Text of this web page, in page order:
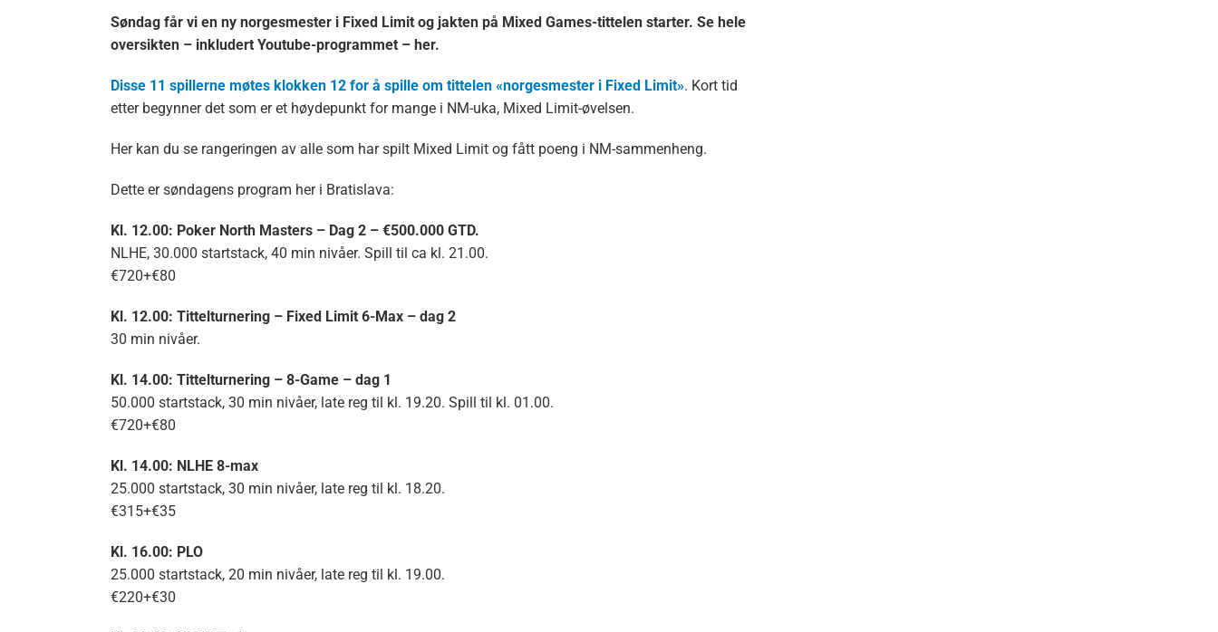
Søndag får vi en ny norgesmester i Fixed Limit og jakten på Mixed Games-tittelen starter. Se hele
oversikten – inkludert Youtube-programmet – her.
Disse 11 spillerne møtes klokken 12 for å spille om tittelen «norgesmester i Fixed Limit». Kort tid
etter begynner det som er et høydepunkt for mange i NM-uka, Mixed Limit-øvelsen.
Her kan du se rangeringen av alle som har spilt Mixed Limit og fått poeng i NM-sammenheng.
Dette er søndagens program her i Bratislava:
Kl. 12.00: Poker North Masters – Dag 2 – €500.000 GTD.
NLHE, 30.000 startstack, 40 min nivåer. Spill til ca kl. 21.00.
€720+€80
Kl. 12.00: Tittelturnering – Fixed Limit 6-Max – dag 2
30 min nivåer.
Kl. 14.00: Tittelturnering – 8-Game – dag 1
50.000 startstack, 30 min nivåer, late reg til kl. 19.20. Spill til kl. 01.00.
€720+€80
Kl. 14.00: NLHE 8-max
25.000 startstack, 30 min nivåer, late reg til kl. 18.20.
€315+€35
Kl. 16.00: PLO
25.000 startstack, 20 min nivåer, late reg til kl. 19.00.
€220+€30